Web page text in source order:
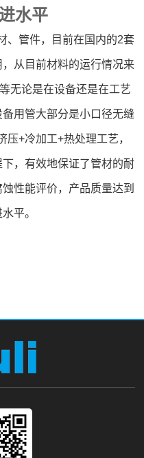
水平
、管件，目前在国内的2套
从目前材料的运行情况来
无论是在设备还是在工艺
用管大部分是小口径无缝
+冷加工+热处理工艺，
，有效地保证了管材的耐
性能评价，产品质量达到
平。